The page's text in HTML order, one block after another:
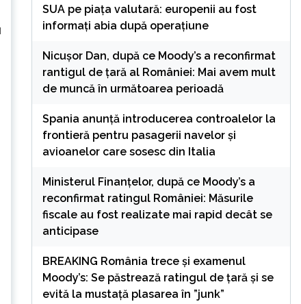
SUA pe piața valutară: europenii au fost
informați abia după operațiune
Nicușor Dan, după ce Moody’s a reconfirmat
rantigul de țară al României: Mai avem mult
de muncă în următoarea perioadă
Spania anunță introducerea controalelor la
frontieră pentru pasagerii navelor și
avioanelor care sosesc din Italia
Ministerul Finanțelor, după ce Moody’s a
reconfirmat ratingul României: Măsurile
fiscale au fost realizate mai rapid decât se
anticipase
BREAKING România trece și examenul
Moody’s: Se păstrează ratingul de țară și se
evită la mustață plasarea în ”junk”